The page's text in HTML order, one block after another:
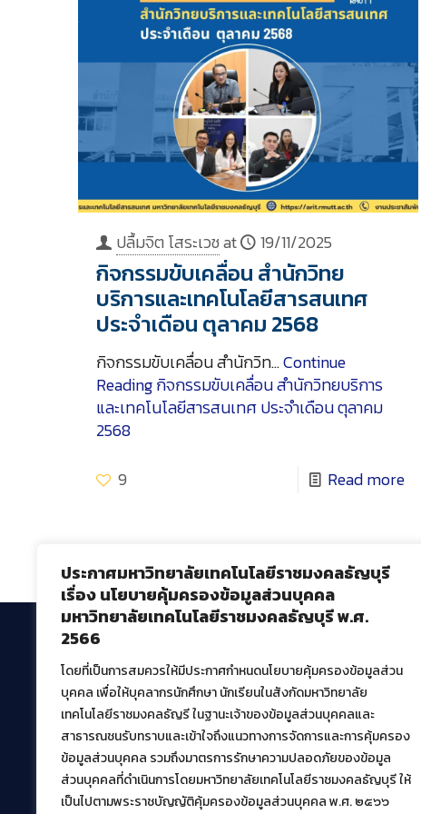
ประกาศมหาวิทยาลัยเทคโนโลยีราชมงคลธัญบุรี
เรื่อง นโยบายคุ้มครองข้อมูลส่วนบุคคล
มหาวิทยาลัยเทคโนโลยีราชมงคลธัญบุรี พ.ศ.
2566
โดยที่เป็นการสมควรให้มีประกาศกำหนดนโยบายคุ้มครองข้อมูลส่วน
บุคคล เพื่อให้บุคลากรนักศึกษา นักเรียนในสังกัดมหาวิทยาลัย
เทคโนโลยีราชมงคลธัญรี ในฐานะเจ้าของข้อมูลส่วนบุคคลและ
สาธารณชนรับทราบและเข้าใจถึงแนวทางการจัดการและการคุ้มครอง
ข้อมูลส่วนบุคคล รวมถึงมาตรการรักษาความปลอดภัยของข้อมูล
ส่วนบุคคลที่ดำเนินการโดยมหาวิทยาลัยเทคโนโลยีราชมงคลธัญบุรี ให้
เป็นไปตามพระราชบัญญัติคุ้มครองข้อมูลส่วนบุคคล พ.ศ. ๒๕๖๖
ปลื้มจิต โสระเวชat 19/11/2025
กิจกรรมขับเคลื่อน สำนักวิทย
บริการและเทคโนโลยีสารสนเทศ
ประจำเดือน ตุลาคม 2568
กิจกรรมขับเคลื่อน สำนักวิท…Continue
Readingกิจกรรมขับเคลื่อน สำนักวิทยบริการ
และเทคโนโลยีสารสนเทศ ประจำเดือน ตุลาคม
2568
9
Read more
สำนักวิทยบริการและเทคโนโลยีสารสนเทศ
มหาวิทยาลัยเทคโนโลยีราชมงคลธัญบุรี
39 หมู่ที่ 1 ตำบลคลองหก อำเภอคลองหลวง จังหวัด
ปทุมธานี 12120
เผยแพร่ข้อมูลโดย.บุคลากร สวส.
สร้างและพัฒนาโดย.